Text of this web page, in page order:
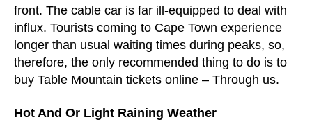
front. The cable car is far ill-equipped to deal with
influx. Tourists coming to Cape Town experience
longer than usual waiting times during peaks, so,
therefore, the only recommended thing to do is to
buy Table Mountain tickets online – Through us.
Hot And Or Light Raining Weather